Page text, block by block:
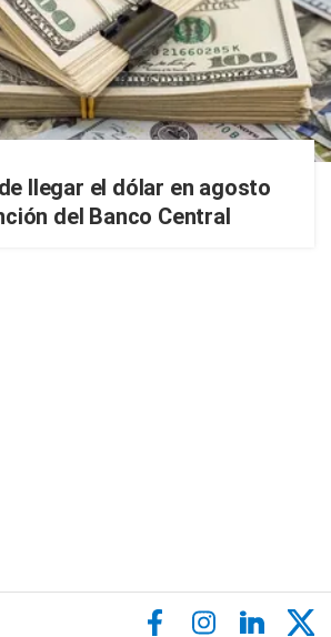
llegar el dólar en agosto
del Banco Central